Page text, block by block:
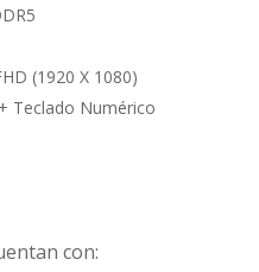
(1920 X 1080)
Teclado Numérico
con: